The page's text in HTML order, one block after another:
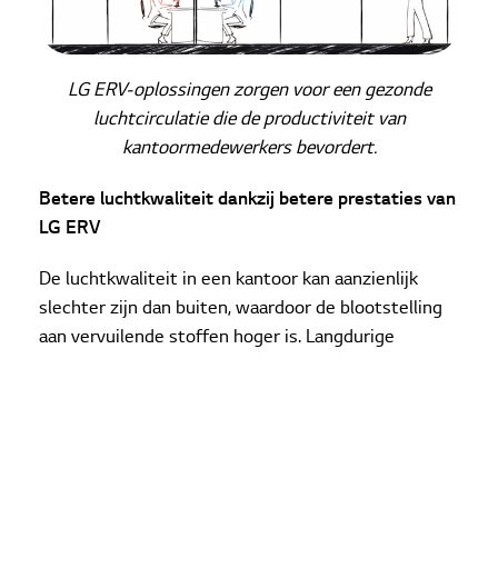
LG ERV-oplossingen zorgen voor een gezonde
luchtcirculatie die de productiviteit van
kantoormedewerkers bevordert.
Betere luchtkwaliteit dankzij betere prestaties van
LG ERV
De luchtkwaliteit in een kantoor kan aanzienlijk
slechter zijn dan buiten, waardoor de blootstelling
aan vervuilende stoffen hoger is. Langdurige